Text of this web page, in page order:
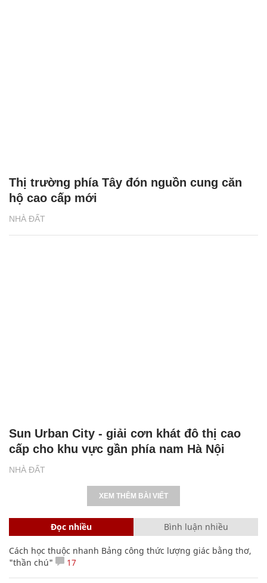
NHÀ ĐẤT
Thị trường phía Tây đón nguồn cung căn
hộ cao cấp mới
NHÀ ĐẤT
Sun Urban City - giải cơn khát đô thị cao
cấp cho khu vực gần phía nam Hà Nội
XEM THÊM BÀI VIẾT
Đọc nhiều Bình luận nhiều
Cách học thuộc nhanh Bảng công thức lượng giác bằng thơ,
"thần chú"
17